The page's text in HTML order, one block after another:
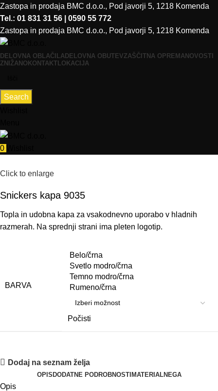
Zastopa in prodaja BMC d.o.o., Pod javorji 5, 1218 Komenda
Tel.: 01 831 31 56 | 0590 55 772
Zastopa in prodaja BMC d.o.o., Pod javorji 5, 1218 Komenda
DELOVNA OBLAČILA DELOVNA OBUTEVZAŠČITNA OPREMA NOVOSTI
ZNIŽANO KONTAKT LOKACIJA
Search
0
Click to enlarge
Snickers kapa 9035
Topla in udobna kapa za vsakodnevno uporabo v hladnih
razmerah. Na sprednji strani ima pleten logotip.
BARVA
Belo/črna
Svetlo modro/črna
Temno modro/črna
Rumeno/črna
Počisti
Dodaj na seznam želja
OPIS DODATNE PODROBNOSTI MATERIALNEGA
Opis